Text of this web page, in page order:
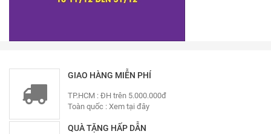
GIAO HÀNG MIỄN PHÍ
TP.HCM : ĐH trên 5.000.000đ
Toàn quốc : Xem tại đây
QUÀ TẶNG HẤP DẪN